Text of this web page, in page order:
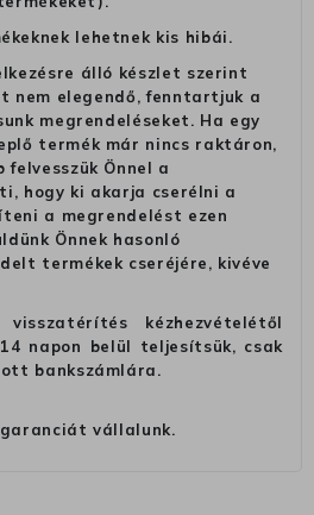
lehetnek kis hibái.
álló készlet szerint
nem elegendő, fenntartjuk a
megrendeléseket. Ha egy
termék már nincs raktáron,
Önnel a
hogy ki akarja cserélni a
a megrendelést ezen
Önnek hasonló
termékek cseréjére, kivéve
kézhezvételétől
napon belül teljesítsük, csak
bankszámlára.
vállalunk.